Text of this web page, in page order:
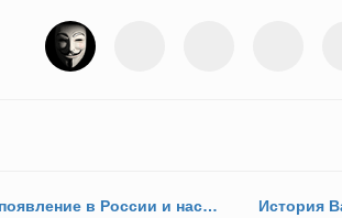
История Battletoads: появление в России и наследие (часть 5)